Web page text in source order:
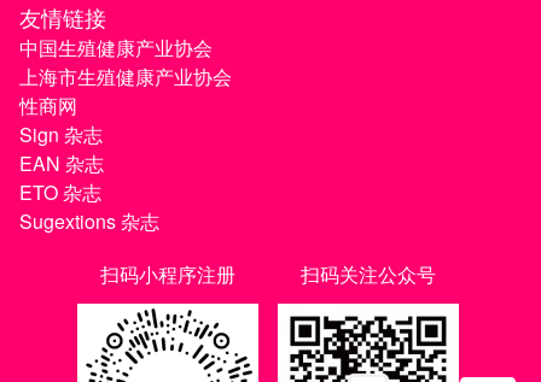
友情链接
中国生殖健康产业协会
上海市生殖健康产业协会
性商网
Sign 杂志
EAN 杂志
ETO 杂志
Sugextions 杂志
扫码小程序注册
扫码关注公众号